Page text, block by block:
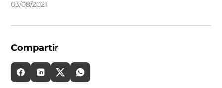
03/08/2021
Compartir